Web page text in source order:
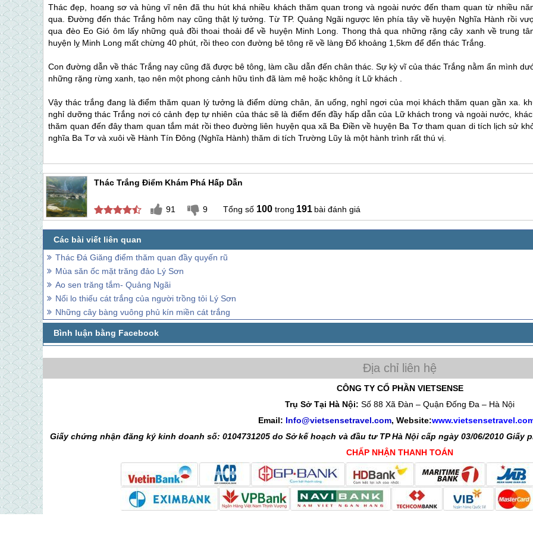
Thác đẹp, hoang sơ và hùng vĩ nên đã thu hút khá nhiều khách thăm quan trong và ngoài nước đến tham quan từ nhiều
qua. Đường đến thác Trắng hôm nay cũng thật lý tưởng. Từ TP. Quảng Ngãi ngược lên phía tây về huyện Nghĩa Hành rồi
qua đèo Eo Gió ôm lấy những quả đồi thoai thoải để về huyện Minh Long. Thong thả qua những rặng cây xanh về trung
huyện lỵ Minh Long mất chừng 40 phút, rồi theo con đường bê tông rẽ về làng Đố khoảng 1,5km để đến thác Trắng.
Con đường dẫn về thác Trắng nay cũng đã được bê tông, làm cầu dẫn đến chân thác. Sự kỳ vĩ của thác Trắng nằm ẩn mình
những rặng rừng xanh, tạo nên một phong cảnh hữu tình đã làm mê hoặc không ít Lữ khách .
Vậy thác trắng đang là điểm thăm quan lý tưởng là điểm dừng chân, ăn uống, nghỉ ngơi của mọi khách thăm quan gần xa.
nghỉ dưỡng thác Trắng nơi có cảnh đẹp tự nhiên của thác sẽ là điểm đến đầy hấp dẫn của Lữ khách trong và ngoài nước,
thăm quan đến đây tham quan tắm mát rồi theo đường liên huyện qua xã Ba Điền về huyện Ba Tơ tham quan di tích lịch sử
nghĩa Ba Tơ và xuôi về Hành Tín Đông (Nghĩa Hành) thăm di tích Trường Lũy là một hành trình rất thú vị.
Thác Trắng Điểm Khám Phá Hấp Dẫn
91 9 100 191 bài đánh giá
Thác Đá Giăng điểm thăm quan đầy quyến rũ
Mùa săn ốc mặt trăng đảo Lý Sơn
Ao sen trăng tắm- Quảng Ngãi
Nổi lo thiếu cát trắng của người trồng tỏi Lý Sơn
Những cây bàng vuông phủ kín miền cát trắng
CÔNG TY CỔ PHẦN VIETSENSE
Trụ Sở Tại Hà Nội: Số 88 Xã Đàn – Quận Đống Đa – Hà Nội
Email: Info@vietsensetravel.com, Website:
Giấy chứng nhận đăng ký kinh doanh số: 0104731205 do Sở kế hoạch và đầu tư TP Hà Nội cấp ngày 03/06/2010 Giấy
CHẤP NHẬN THANH TOÁN